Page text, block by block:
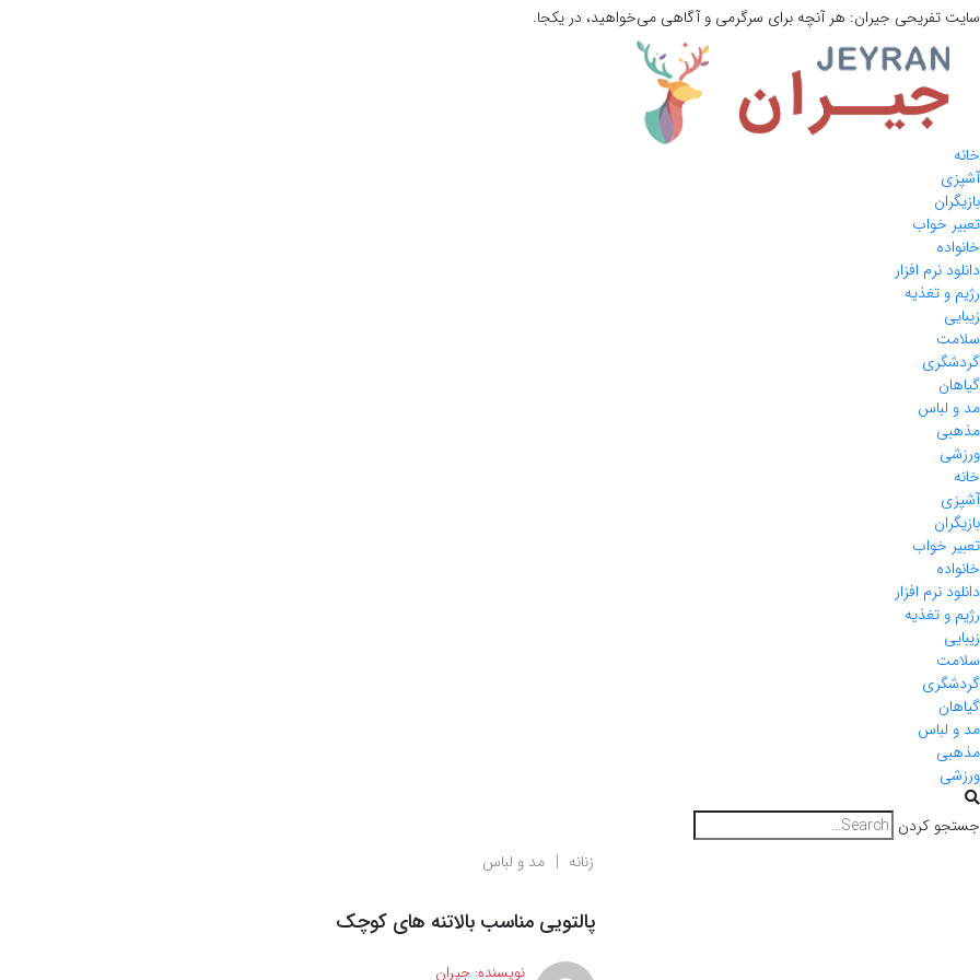
سایت تفریحی جیران: هر آنچه برای سرگرمی و آگاهی می‌خواهید، در یکجا.
خانه
آشپزی
بازیگران
تعبیر خواب
خانواده
دانلود نرم افزار
رژیم و تغذیه
زیبایی
سلامت
گردشگری
گیاهان
مد و لباس
مذهبی
ورزشی
خانه
آشپزی
بازیگران
تعبیر خواب
خانواده
دانلود نرم افزار
رژیم و تغذیه
زیبایی
سلامت
گردشگری
گیاهان
مد و لباس
مذهبی
ورزشی
جستجو کردن
زنانه
مد و لباس
پالتویی مناسب بالاتنه های کوچک
نویسنده: جیران